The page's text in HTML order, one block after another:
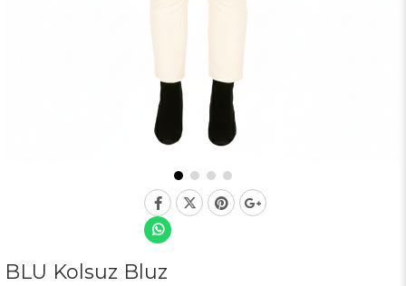
BLU Kolsuz Bluz